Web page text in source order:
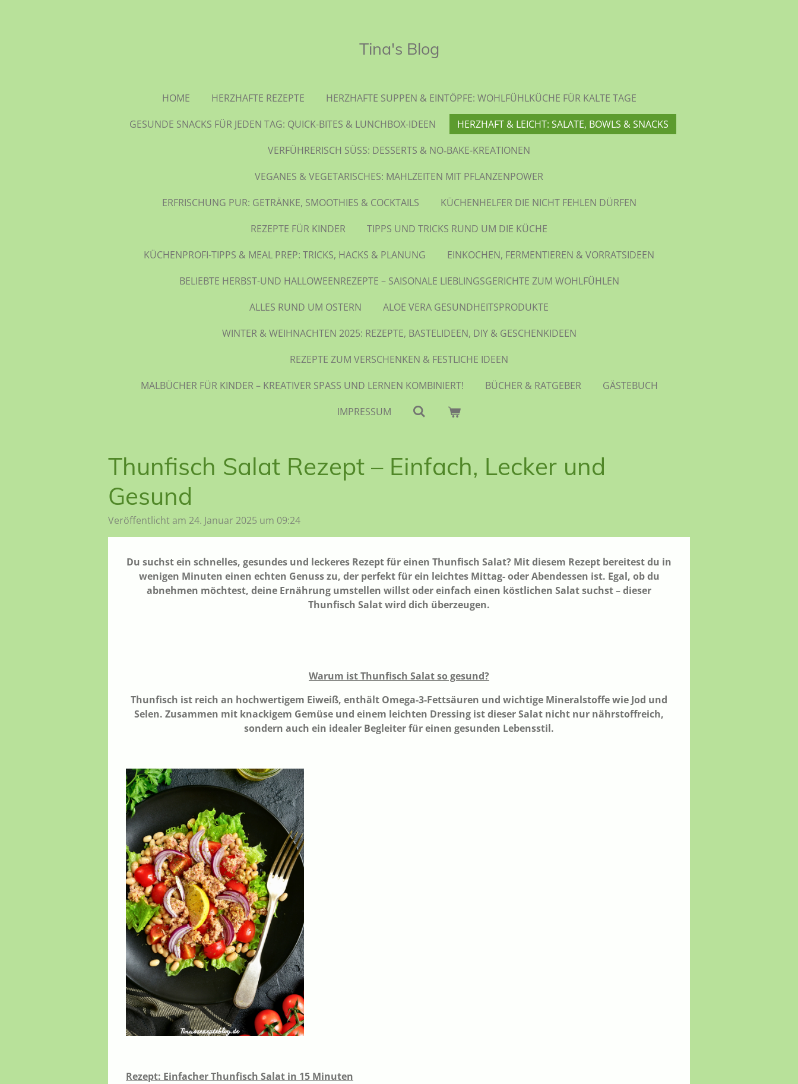
Tina's Blog
HOME HERZHAFTE REZEPTE
HERZHAFTE SUPPEN & EINTÖPFE: WOHLFÜHLKÜCHE FÜR KALTE TAGE
GESUNDE SNACKS FÜR JEDEN TAG: QUICK-BITES & LUNCHBOX-IDEEN
HERZHAFT & LEICHT: SALATE, BOWLS & SNACKS
VERFÜHRERISCH SÜSS: DESSERTS & NO‑BAKE-KREATIONEN
VEGANES & VEGETARISCHES: MAHLZEITEN MIT PFLANZENPOWER
ERFRISCHUNG PUR: GETRÄNKE, SMOOTHIES & COCKTAILS
KÜCHENHELFER DIE NICHT FEHLEN DÜRFEN
REZEPTE FÜR KINDER
TIPPS UND TRICKS RUND UM DIE KÜCHE
KÜCHENPROFI-TIPPS & MEAL PREP: TRICKS, HACKS & PLANUNG
EINKOCHEN, FERMENTIEREN & VORRATSIDEEN
BELIEBTE HERBST-UND HALLOWEENREZEPTE – SAISONALE LIEBLINGSGERICHTE ZUM WOHLFÜHLEN
ALLES RUND UM OSTERN
ALOE VERA GESUNDHEITSPRODUKTE
WINTER & WEIHNACHTEN 2025: REZEPTE, BASTELIDEEN, DIY & GESCHENKIDEEN
REZEPTE ZUM VERSCHENKEN & FESTLICHE IDEEN
MALBÜCHER FÜR KINDER – KREATIVER SPASS UND LERNEN KOMBINIERT!
BÜCHER & RATGEBER
GÄSTEBUCH
IMPRESSUM
Thunfisch Salat Rezept – Einfach, Lecker und
Gesund
Veröffentlicht am 24. Januar 2025 um 09:24
Du suchst ein schnelles, gesundes und leckeres Rezept für einen Thunfisch Salat? Mit diesem Rezept bereitest du in
wenigen Minuten einen echten Genuss zu, der perfekt für ein leichtes Mittag- oder Abendessen ist. Egal, ob du
abnehmen möchtest, deine Ernährung umstellen willst oder einfach einen köstlichen Salat suchst – dieser
Thunfisch Salat wird dich überzeugen.
Warum ist Thunfisch Salat so gesund?
Thunfisch ist reich an hochwertigem Eiweiß, enthält Omega-3-Fettsäuren und wichtige Mineralstoffe wie Jod und
Selen. Zusammen mit knackigem Gemüse und einem leichten Dressing ist dieser Salat nicht nur nährstoffreich,
sondern auch ein idealer Begleiter für einen gesunden Lebensstil.
Rezept: Einfacher Thunfisch Salat in 15 Minuten